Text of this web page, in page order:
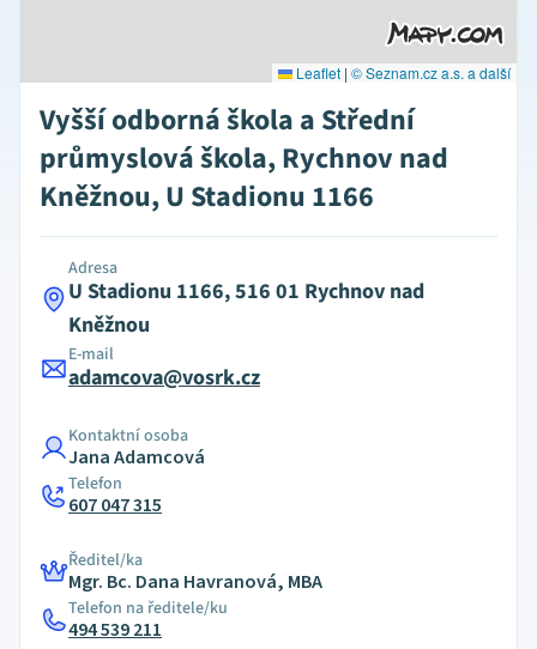
Leaflet | © Seznam.cz a.s. a další
Vyšší odborná škola a Střední
průmyslová škola, Rychnov nad
Kněžnou, U Stadionu 1166
Adresa
U Stadionu 1166, 516 01 Rychnov nad
Kněžnou
E-mail
adamcova@vosrk.cz
Kontaktní osoba
Jana Adamcová
Telefon
607 047 315
Ředitel/ka
Mgr. Bc. Dana Havranová, MBA
Telefon na ředitele/ku
494 539 211